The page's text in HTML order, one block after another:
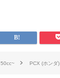
50cc~ PCX (ホンダ)